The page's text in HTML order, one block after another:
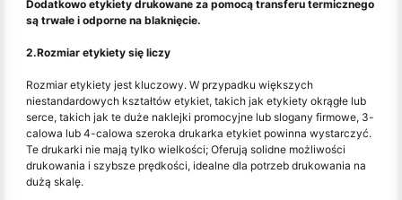
Dodatkowo etykiety drukowane za pomocą transferu termicznego
są trwałe i odporne na blaknięcie.
2.Rozmiar etykiety się liczy
Rozmiar etykiety jest kluczowy. W przypadku większych
niestandardowych kształtów etykiet, takich jak etykiety okrągłe lub
serce, takich jak te duże naklejki promocyjne lub slogany firmowe, 3-
calowa lub 4-calowa szeroka drukarka etykiet powinna wystarczyć.
Te drukarki nie mają tylko wielkości; Oferują solidne możliwości
drukowania i szybsze prędkości, idealne dla potrzeb drukowania na
dużą skalę.